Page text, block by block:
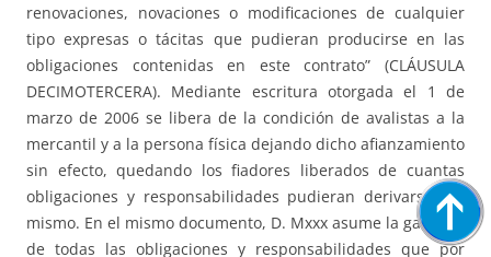
renovaciones, novaciones o modificaciones de cualquier
tipo expresas o tácitas que pudieran producirse en las
obligaciones contenidas en este contrato” (CLÁUSULA
DECIMOTERCERA). Mediante escritura otorgada el 1 de
marzo de 2006 se libera de la condición de avalistas a la
mercantil y a la persona física dejando dicho afianzamiento
sin efecto, quedando los fiadores liberados de cuantas
obligaciones y responsabilidades pudieran derivarse del
mismo. En el mismo documento, D. Mxxx asume la garantía
de todas las obligaciones y responsabilidades que por